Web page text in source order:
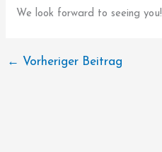
We look forward to seeing you!
← Vorheriger Beitrag